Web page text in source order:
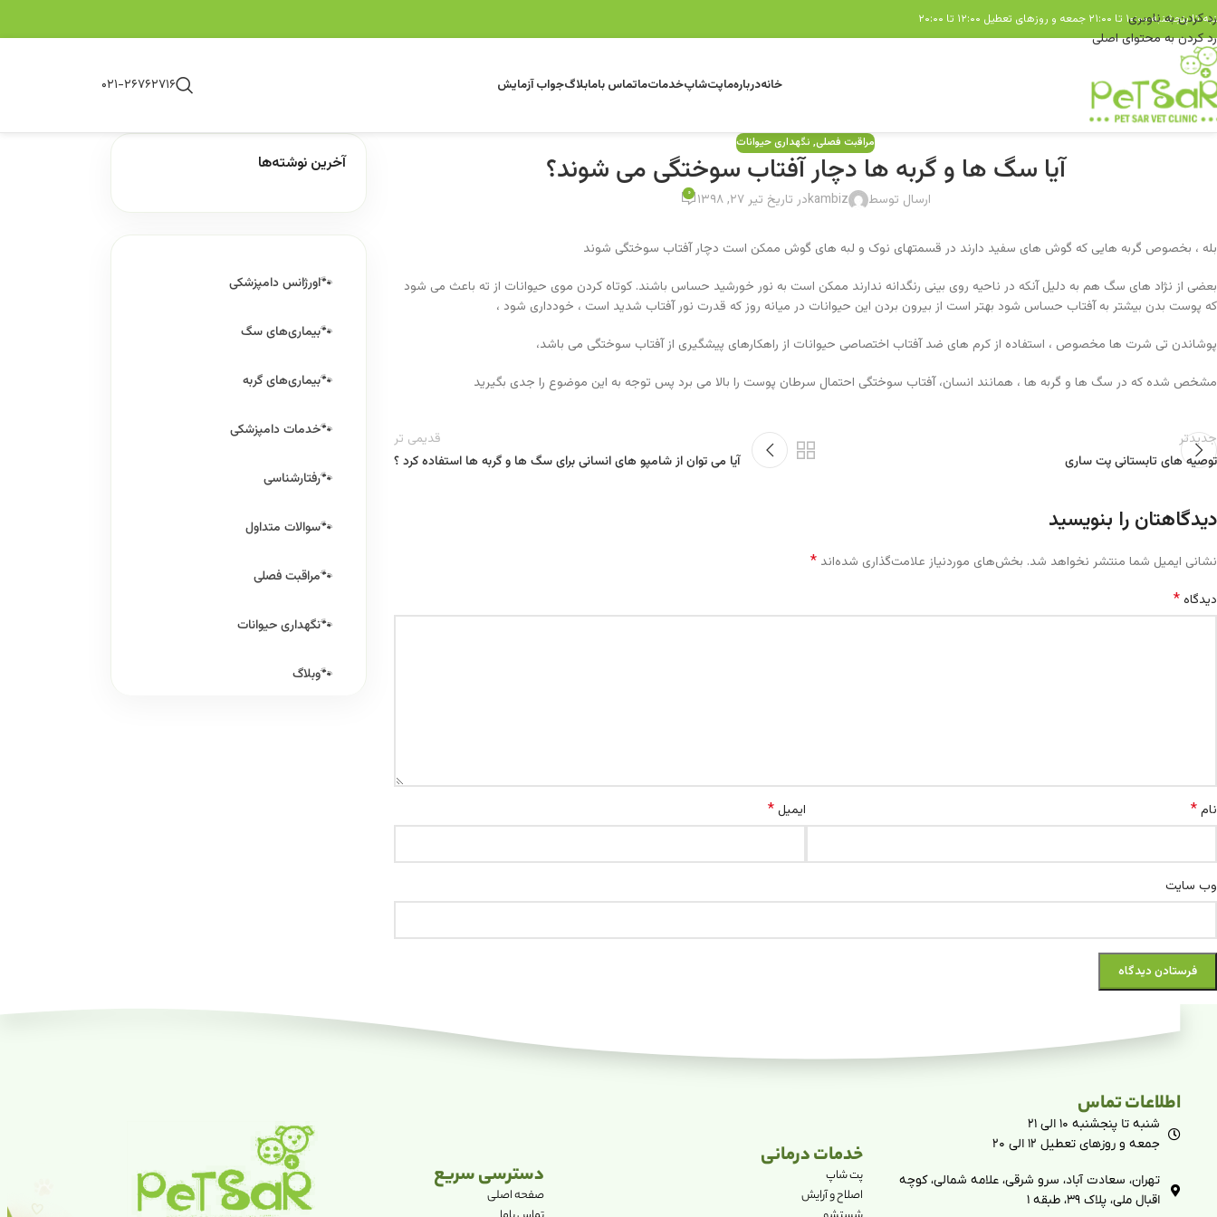
رد کردن به ناوبری
رد کردن به محتوای اصلی
تا پنجشنبه ۱۰:۰۰ تا ۲۱:۰۰ جمعه و روزهای تعطیل ۱۲:۰۰ تا ۲۰:۰۰
خانهدرباره‌ماپت‌شاپخدمات‌ماتماس بامابلاگجواب آزمایش ۰۲۱-۲۶۷۶۲۷۱۶
مراقبت فصلی, نگهداری حیوانات
آیا سگ ها و گربه ها دچار آفتاب سوختگی می شوند؟
ارسال توسط kambizدر تاریخ تیر ۲۷, ۱۳۹۸ ۰
بله ، بخصوص گربه هایی که گوش های سفید دارند در قسمتهای نوک و لبه های گوش ممکن است دچار آفتاب سوختگی شوند
بعضی از نژاد های سگ هم به دلیل آنکه در ناحیه روی بینی رنگدانه ندارند ممکن است به نور خورشید حساس باشند. کوتاه کردن موی حیوانات از ته باعث می شود
که پوست بدن بیشتر به آفتاب حساس شود بهتر است از بیرون بردن این حیوانات در میانه روز که قدرت نور آفتاب شدید است ، خودداری شود ،
پوشاندن تی شرت ها مخصوص ، استفاده از کرم های ضد آفتاب اختصاصی حیوانات از راهکارهای پیشگیری از آفتاب سوختگی می باشد،
مشخص شده که در سگ ها و گربه ها ، همانند انسان، آفتاب سوختگی احتمال سرطان پوست را بالا می برد پس توجه به این موضوع را جدی بگیرید
جدیدتر
توصیه های تابستانی پت ساری
قدیمی تر
آیا می توان از شامپو های انسانی برای سگ ها و گربه ها استفاده کرد ؟
دیدگاهتان را بنویسید
نشانی ایمیل شما منتشر نخواهد شد. بخش‌های موردنیاز علامت‌گذاری شده‌اند *
دیدگاه*
نام* ایمیل*
وب‌ سایت
آخرین نوشته‌ها
اورژانس دامپزشکی
بیماری‌های سگ
بیماری‌های گربه
خدمات دامپزشکی
رفتارشناسی
سوالات متداول
مراقبت فصلی
نگهداری حیوانات
وبلاگ
اطلاعات تماس
شنبه تا پنجشنبه ۱۰ الی ۲۱
جمعه و روزهای تعطیل ۱۲ الی ۲۰
تهران، سعادت آباد، سرو شرقی، علامه شمالی، کوچه
اقبال ملی، پلاک ۳۹، طبقه ۱
خدمات درمانی
پت شاپ
اصلاح و آرایش
دسترسی سریع
صفحه اصلی